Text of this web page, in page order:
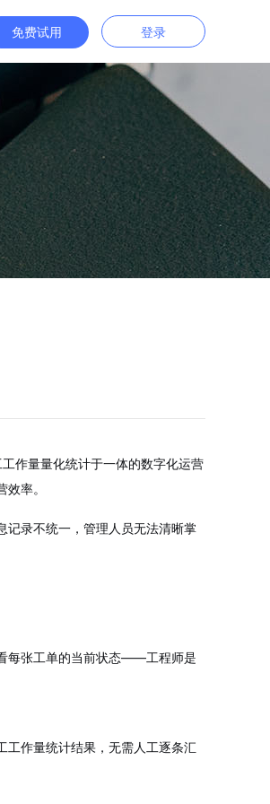
免费试用 登录
作量量化统计于一体的数字化运营
率。
记录不统一，管理人员无法清晰掌
每张工单的当前状态——工程师是
工作量统计结果，无需人工逐条汇